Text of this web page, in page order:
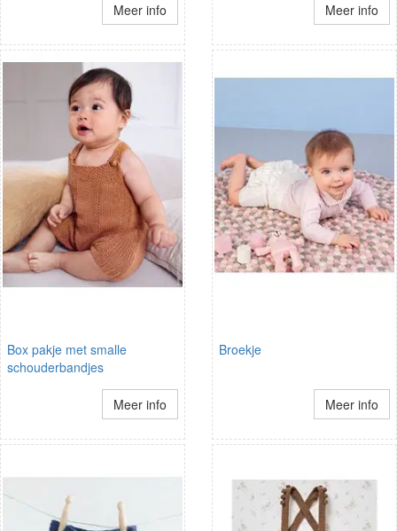
Meer info Meer info
Box pakje met smalle
schouderbandjes
Meer info
Broekje
Meer info